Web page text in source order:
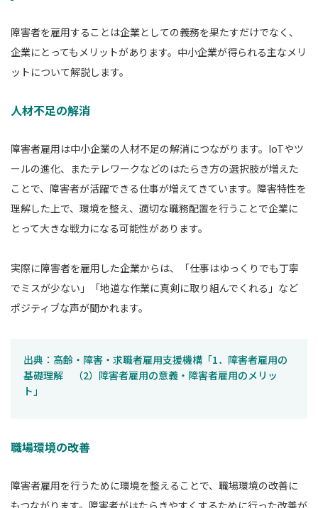
障害者を雇用することは企業としての義務を果たすだけでなく、
企業にとってもメリットがあります。中小企業が得られる主なメリ
ットについて解説します。
人材不足の解消
障害者雇用は中小企業の人材不足の解消につながります。IoTやツ
ールの進化、またテレワークなどのはたらき方の選択肢が増えた
ことで、障害者が活躍できる仕事が増えてきています。障害特性を
理解した上で、環境を整え、適切な職務配置を行うことで企業に
とって大きな戦力になる可能性があります。
実際に障害者を雇用した企業からは、「仕事はゆっくりでも丁寧
でミスが少ない」「地道な作業に真剣に取り組んでくれる」など
ポジティブな声が聞かれます。
出典：高齢・障害・求職者雇用支援機構「1．障害者雇用の
基礎理解 （2）障害者雇用の意義・障害者雇用のメリッ
ト」
職場環境の改善
障害者雇用を行うために環境を整えることで、職場環境の改善に